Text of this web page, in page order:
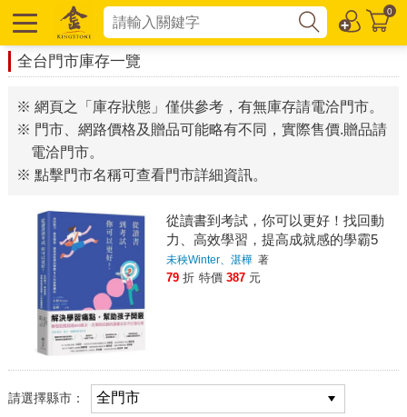
0
全台門市庫存一覽
※ 網頁之「庫存狀態」僅供參考，有無庫存請電洽門市。
※ 門市、網路價格及贈品可能略有不同，實際售價.贈品請
電洽門市。
※ 點擊門市名稱可查看門市詳細資訊。
從讀書到考試，你可以更好！找回動
力、高效學習，提高成就感的學霸5
大科致勝筆記
未秧Winter、湛樺 著
79 折 特價 387 元
請選擇縣市：